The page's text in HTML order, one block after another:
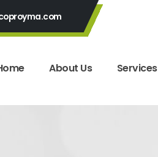
About Us Services